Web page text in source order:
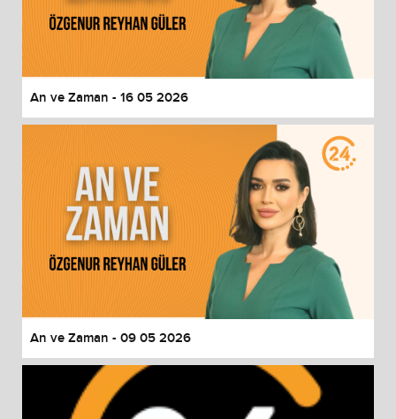
An ve Zaman - 16 05 2026
An ve Zaman - 09 05 2026